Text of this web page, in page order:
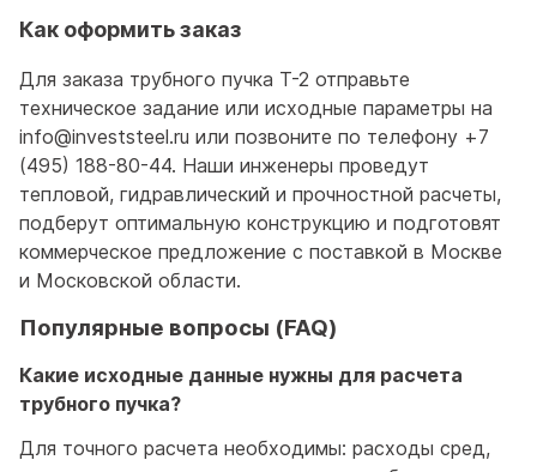
Как оформить заказ
Для заказа трубного пучка Т-2 отправьте
техническое задание или исходные параметры на
info@investsteel.ru или позвоните по телефону +7
(495) 188-80-44. Наши инженеры проведут
тепловой, гидравлический и прочностной расчеты,
подберут оптимальную конструкцию и подготовят
коммерческое предложение с поставкой в Москве
и Московской области.
Популярные вопросы (FAQ)
Какие исходные данные нужны для расчета
трубного пучка?
Для точного расчета необходимы: расходы сред,